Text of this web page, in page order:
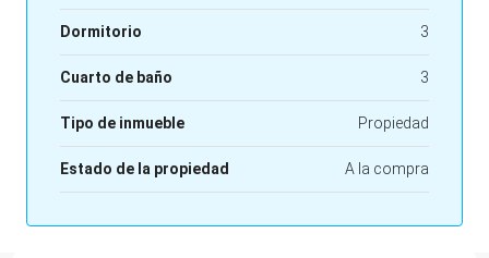
Dormitorio 3
Cuarto de baño 3
Tipo de inmueble Propiedad
Estado de la propiedad A la compra